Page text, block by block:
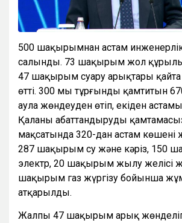
500 шақырымнан астам
салынды. 73 шақырым жол
47 шақырым суару арықтары
өтті. 300 мың тұрғынды қамтитын
аула жөндеуден өтіп, екіден астамы
Қаланы абаттандыруды
мақсатында 320-дан астам көшені
287 шақырым су және кәріз, 150
электр, 20 шақырым жылу желісі
шақырым газ жүргізу бойынша
атқарылды.
Жалпы 47 шақырым арық